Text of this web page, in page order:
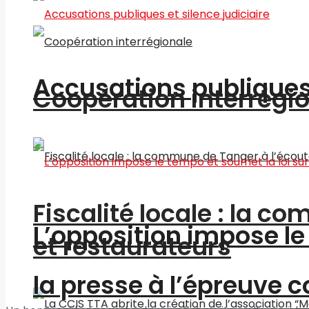
Coopération
Fiscalité locale : la
et restaurateurs
Accusations
L’opposition impose
la presse à l’épreuve